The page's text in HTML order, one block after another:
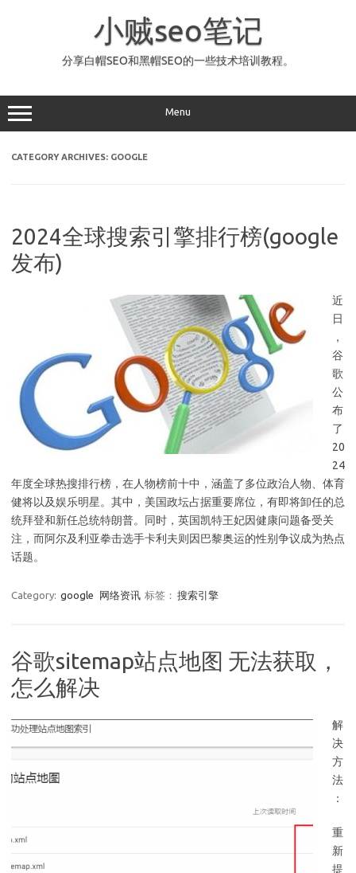
小贼seo笔记
分享白帽SEO和黑帽SEO的一些技术培训教程。
Menu
CATEGORY ARCHIVES: GOOGLE
2024全球搜索引擎排行榜(google
发布)
近
日
，
谷
歌
公
布
了
20
24
年度全球热搜排行榜，在人物榜前十中，涵盖了多位政治人物、体育
健将以及娱乐明星。其中，美国政坛占据重要席位，有即将卸任的总
统拜登和新任总统特朗普。同时，英国凯特王妃因健康问题备受关
注，而阿尔及利亚拳击选手卡利夫则因巴黎奥运的性别争议成为热点
话题。
Category: google 网络资讯 标签： 搜索引擎
谷歌sitemap站点地图 无法获取，
怎么解决
解
决
方
法
：
重
新
提